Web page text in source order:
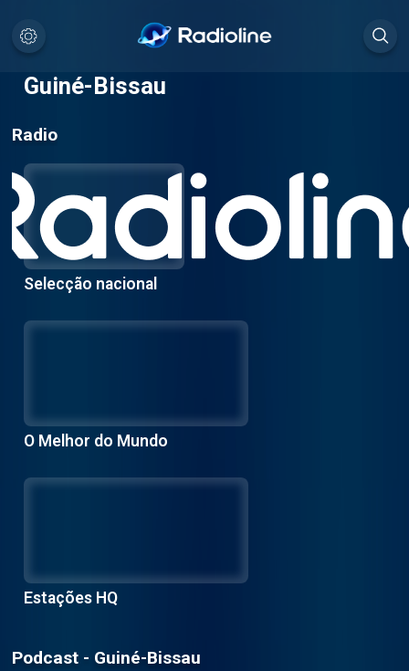
Guiné-Bissau
Radio
Selecção nacional
O Melhor do Mundo
Estações HQ
Podcast - Guiné-Bissau